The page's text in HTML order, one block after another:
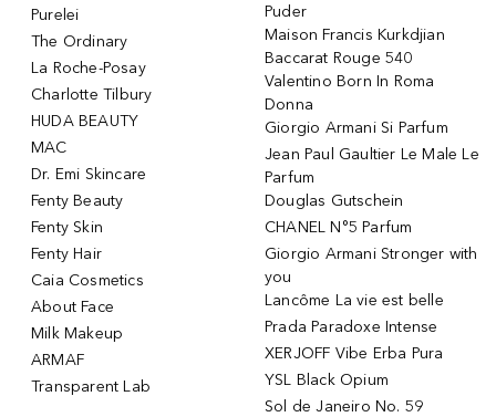
Purelei
The Ordinary
La Roche-Posay
Charlotte Tilbury
HUDA BEAUTY
MAC
Dr. Emi Skincare
Fenty Beauty
Fenty Skin
Fenty Hair
Caia Cosmetics
About Face
Milk Makeup
ARMAF
Transparent Lab
Puder
Maison Francis Kurkdjian
Baccarat Rouge 540
Valentino Born In Roma
Donna
Giorgio Armani Si Parfum
Jean Paul Gaultier Le Male Le
Parfum
Douglas Gutschein
CHANEL N°5 Parfum
Giorgio Armani Stronger with
you
Lancôme La vie est belle
Prada Paradoxe Intense
XERJOFF Vibe Erba Pura
YSL Black Opium
Sol de Janeiro No. 59